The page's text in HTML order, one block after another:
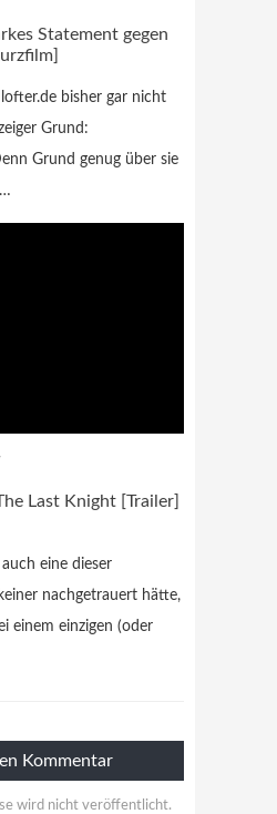
Statement gegen
bisher gar nicht
Grund:
Grund genug über sie
Last Knight [Trailer]
auch eine dieser
nachgetrauert hätte,
einem einzigen (oder
Kommentar
wird nicht veröffentlicht.